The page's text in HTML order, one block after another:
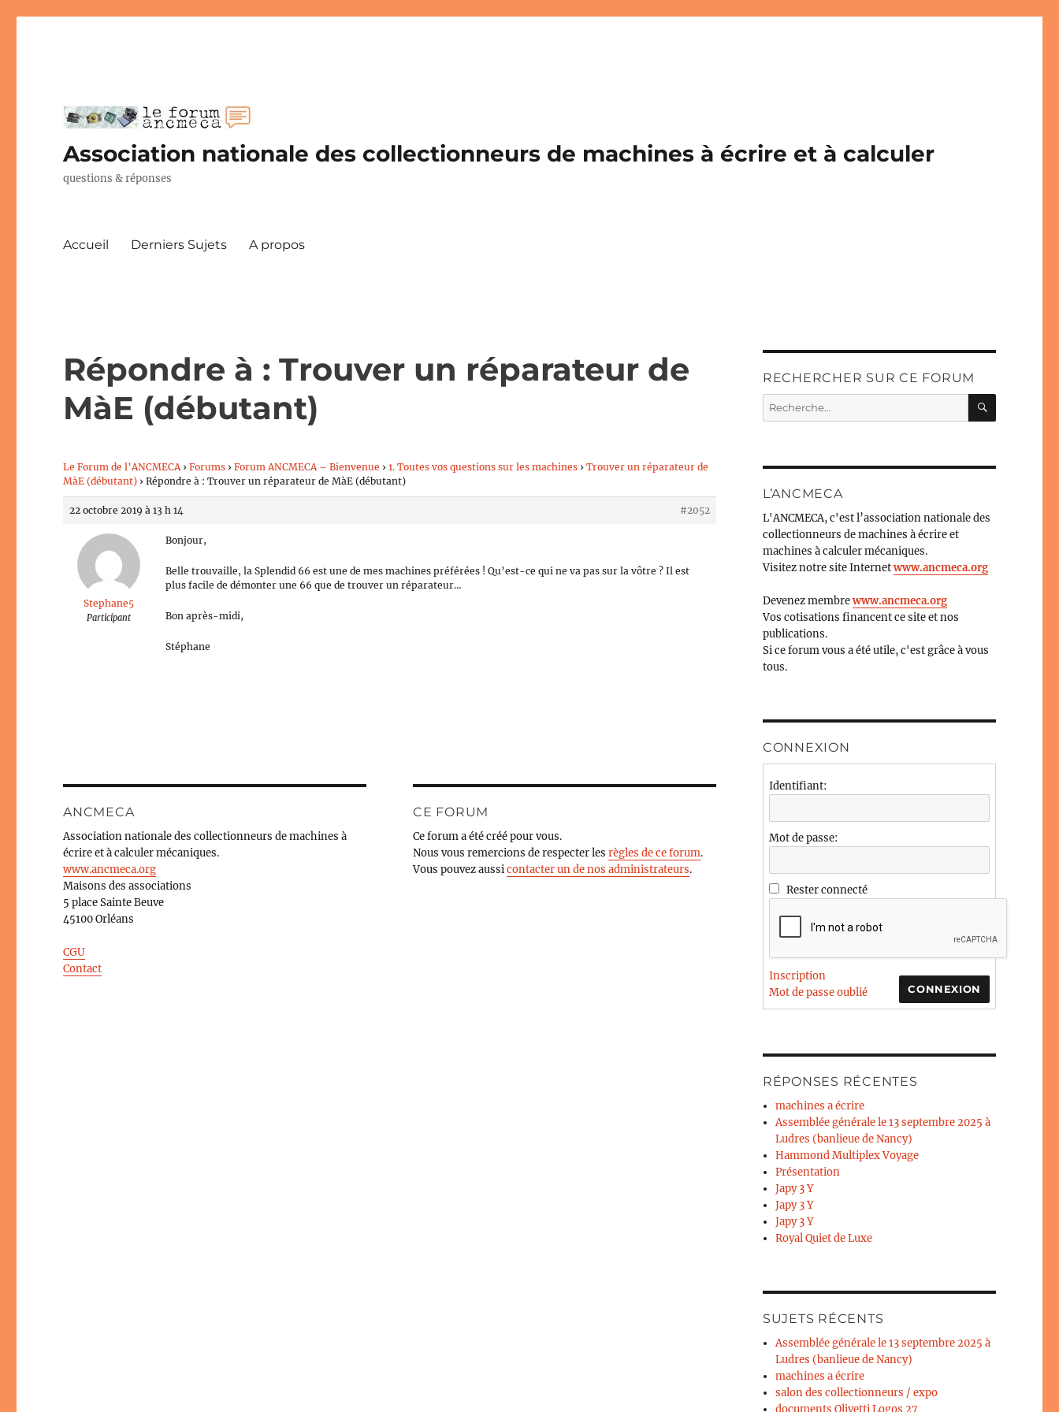
Association nationale des collectionneurs de machines à écrire et à calculer
questions & réponses
Accueil Derniers Sujets A propos
Répondre à : Trouver un réparateur de
MàE (débutant)
Le Forum de l’ANCMECA › Forums › Forum ANCMECA – Bienvenue › 1. Toutes vos questions sur les machines › Trouver un réparateur de
MàE (débutant) › Répondre à : Trouver un réparateur de MàE (débutant)
22 octobre 2019 à 13 h 14 #2052
Stephane5
Participant
Bonjour,
Belle trouvaille, la Splendid 66 est une de mes machines préférées ! Qu’est-ce qui ne va pas sur la vôtre ? Il est
plus facile de démonter une 66 que de trouver un réparateur…
Bon après-midi,
Stéphane
ANCMECA
Association nationale des collectionneurs de machines à
écrire et à calculer mécaniques.
www.ancmeca.org
Maisons des associations
5 place Sainte Beuve
45100 Orléans
CGU
Contact
CE FORUM
Ce forum a été créé pour vous.
Nous vous remercions de respecter lesrègles de ce forum.
Vous pouvez aussicontacter un de nos administrateurs.
RECHERCHER SUR CE FORUM
Recherche
pour :
L’ANCMECA
L'ANCMECA, c'est l’association nationale des
collectionneurs de machines à écrire et
machines à calculer mécaniques.
Visitez notre site Internetwww.ancmeca.org
Devenez membrewww.ancmeca.org
Vos cotisations financent ce site et nos
publications.
Si ce forum vous a été utile, c'est grâce à vous
tous.
CONNEXION
Identifiant:
Mot de passe:
Rester connecté
CONNEXION
Inscription
Mot de passe oublié
RÉPONSES RÉCENTES
machines a écrire
Assemblée générale le 13 septembre 2025 à
Ludres (banlieue de Nancy)
Hammond Multiplex Voyage
Présentation
Japy 3 Y
Japy 3 Y
Japy 3 Y
Royal Quiet de Luxe
SUJETS RÉCENTS
Assemblée générale le 13 septembre 2025 à
Ludres (banlieue de Nancy)
machines a écrire
salon des collectionneurs / expo
documents Olivetti Logos 27